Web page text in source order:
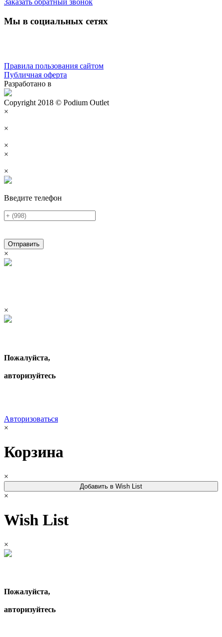
Мы в социальных сетях
Правила пользования сайтом
Публичная оферта
Разработано в
Copyright 2018 © Podium Outlet
×
×
×
×
×
Введите телефон
Отправить
×
×
Пожалуйста,
авторизуйтесь
Авторизоваться
×
Корзина
×
Добавить в Wish List
×
Wish List
×
Пожалуйста,
авторизуйтесь